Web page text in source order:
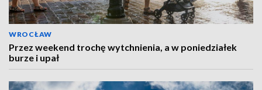
WROCŁAW
Przez weekend trochę wytchnienia, a w poniedziałek
burze i upał